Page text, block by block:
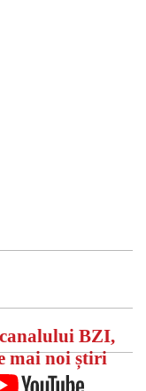
BZI,
mai noi știri